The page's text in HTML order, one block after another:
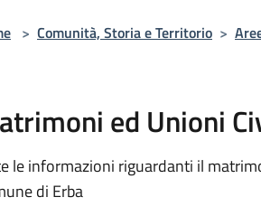
> Comunità, Storia e Territorio >
ed Unioni
le informazioni riguardanti il
di Erba